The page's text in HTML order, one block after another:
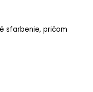
sfarbenie, pričom